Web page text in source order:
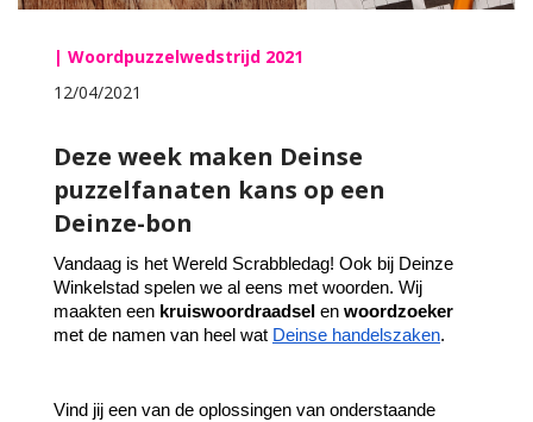
| Woordpuzzelwedstrijd 2021
12/04/2021
Deze week maken Deinse
puzzelfanaten kans op een
Deinze-bon
Vandaag is het Wereld Scrabbledag! Ook bij Deinze
Winkelstad spelen we al eens met woorden. Wij
maakten een kruiswoordraadsel en
met de namen van heel wat Deinse handelszaken.
Vind jij een van de oplossingen van onderstaande